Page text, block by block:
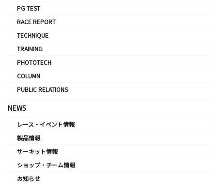
PG TEST
RACE REPORT
TECHNIQUE
TRAINING
PHOTOTECH
COLUMN
PUBLIC RELATIONS
NEWS
レース・イベント情報
製品情報
サーキット情報
ショップ・チーム情報
お知らせ